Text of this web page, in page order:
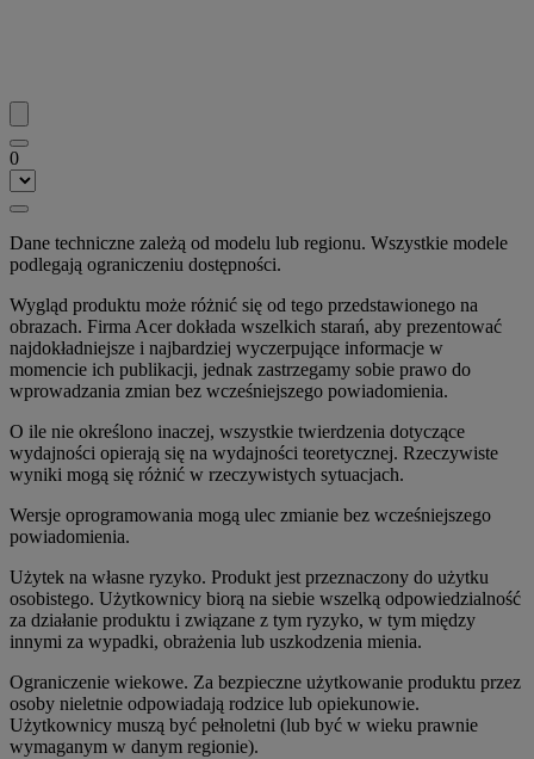
0
Dane techniczne zależą od modelu lub regionu. Wszystkie modele
podlegają ograniczeniu dostępności.
Wygląd produktu może różnić się od tego przedstawionego na
obrazach. Firma Acer dokłada wszelkich starań, aby prezentować
najdokładniejsze i najbardziej wyczerpujące informacje w
momencie ich publikacji, jednak zastrzegamy sobie prawo do
wprowadzania zmian bez wcześniejszego powiadomienia.
O ile nie określono inaczej, wszystkie twierdzenia dotyczące
wydajności opierają się na wydajności teoretycznej. Rzeczywiste
wyniki mogą się różnić w rzeczywistych sytuacjach.
Wersje oprogramowania mogą ulec zmianie bez wcześniejszego
powiadomienia.
Użytek na własne ryzyko. Produkt jest przeznaczony do użytku
osobistego. Użytkownicy biorą na siebie wszelką odpowiedzialność
za działanie produktu i związane z tym ryzyko, w tym między
innymi za wypadki, obrażenia lub uszkodzenia mienia.
Ograniczenie wiekowe. Za bezpieczne użytkowanie produktu przez
osoby nieletnie odpowiadają rodzice lub opiekunowie.
Użytkownicy muszą być pełnoletni (lub być w wieku prawnie
wymaganym w danym regionie).